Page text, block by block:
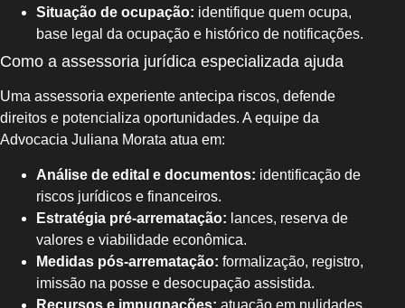
Situação de ocupação: identifique quem ocupa,
base legal da ocupação e histórico de notificações.
Como a assessoria jurídica especializada ajuda
Uma assessoria experiente antecipa riscos, defende
direitos e potencializa oportunidades. A equipe da
Advocacia Juliana Morata atua em:
Análise de edital e documentos: identificação de
riscos jurídicos e financeiros.
Estratégia pré-arrematação: lances, reserva de
valores e viabilidade econômica.
Medidas pós-arrematação: formalização, registro,
imissão na posse e desocupação assistida.
Recursos e impugnações: atuação em nulidades